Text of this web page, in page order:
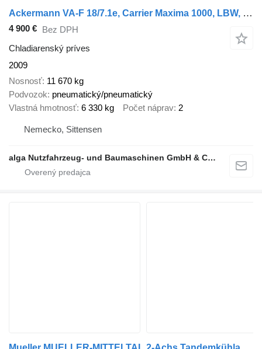
Ackermann VA-F 18/7.1e, Carrier Maxima 1000, LBW, Kamera
4 900 € Bez DPH
Chladiarenský príves
2009
Nosnosť 11 670 kg
Podvozok pneumatický/pneumatický
Vlastná hmotnosť 6 330 kg Počet náprav 2
Nemecko, Sittensen
alga Nutzfahrzeug- und Baumaschinen GmbH & Co. KG